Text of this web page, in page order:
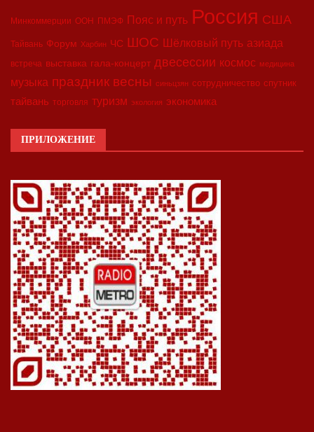
Минкоммерции ООН ПМЭФ Пояс и путь Россия США
Тайвань Форум Харбин ЧС ШОС Шёлковый путь азиада
встреча выставка гала-концерт двесессии космос медицина
музыка праздник весны синьцзян сотрудничество спутник
тайвань торговля туризм экология экономика
ПРИЛОЖЕНИЕ